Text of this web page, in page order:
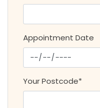
Appointment Date
Your Postcode*